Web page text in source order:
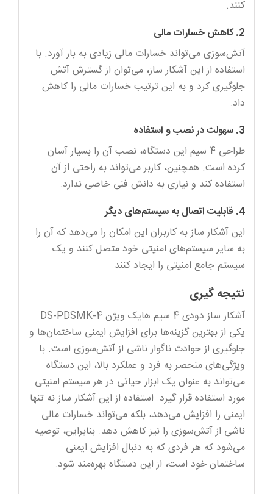
کنند.
2. کاهش خسارات مالی
آتش‌سوزی می‌تواند خسارات مالی زیادی به بار آورد. با
استفاده از این آشکار ساز، می‌توان از گسترش آتش
جلوگیری کرد و به این ترتیب خسارات مالی را کاهش
داد.
3. سهولت در نصب و استفاده
طراحی 4 سیم این دستگاه، نصب آن را بسیار آسان
کرده است. همچنین، کاربر می‌تواند به راحتی از آن
استفاده کند و نیازی به دانش فنی خاصی ندارد.
4. قابلیت اتصال به سیستم‌های دیگر
این آشکار ساز به کاربران این امکان را می‌دهد که آن را
به سایر سیستم‌های امنیتی خود متصل کنند و یک
سیستم جامع امنیتی را ایجاد کنند.
نتیجه‌ گیری
آشکار ساز دودی 4 سیم هایک ویژن DS-PDSMK-4
یکی از بهترین گزینه‌ها برای افزایش ایمنی ساختمان‌ها و
جلوگیری از حوادث ناگوار ناشی از آتش‌سوزی است. با
ویژگی‌های منحصر به فرد و عملکرد بالا، این دستگاه
می‌تواند به عنوان یک ابزار حیاتی در هر سیستم امنیتی
مورد استفاده قرار گیرد. استفاده از این آشکار ساز نه تنها
ایمنی را افزایش می‌دهد، بلکه می‌تواند خسارات مالی
ناشی از آتش‌سوزی را نیز کاهش دهد. بنابراین، توصیه
می‌شود که هر فردی که به دنبال افزایش ایمنی
ساختمان خود است، از این دستگاه بهره‌مند شود.